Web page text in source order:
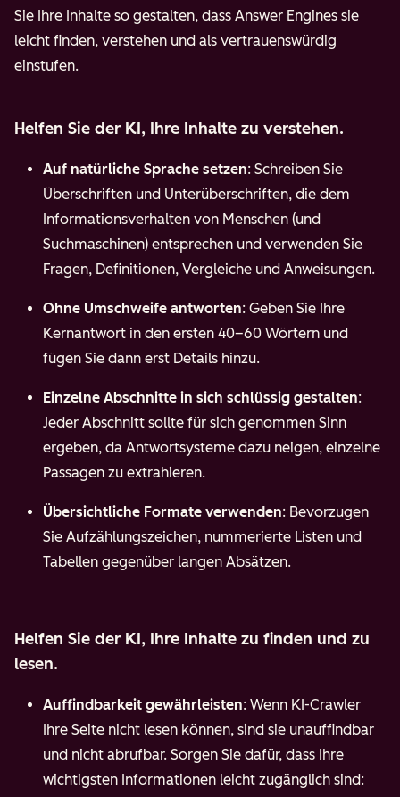
Sie Ihre Inhalte so gestalten, dass Answer Engines sie
leicht finden, verstehen und als vertrauenswürdig
einstufen.
Helfen Sie der KI, Ihre Inhalte zu verstehen.
Auf natürliche Sprache setzen: Schreiben Sie
Überschriften und Unterüberschriften, die dem
Informationsverhalten von Menschen (und
Suchmaschinen) entsprechen und verwenden Sie
Fragen, Definitionen, Vergleiche und Anweisungen.
Ohne Umschweife antworten: Geben Sie Ihre
Kernantwort in den ersten 40–60 Wörtern und
fügen Sie dann erst Details hinzu.
Einzelne Abschnitte in sich schlüssig gestalten:
Jeder Abschnitt sollte für sich genommen Sinn
ergeben, da Antwortsysteme dazu neigen, einzelne
Passagen zu extrahieren.
Übersichtliche Formate verwenden: Bevorzugen
Sie Aufzählungszeichen, nummerierte Listen und
Tabellen gegenüber langen Absätzen.
Helfen Sie der KI, Ihre Inhalte zu finden und zu
lesen.
Auffindbarkeit gewährleisten: Wenn KI-Crawler
Ihre Seite nicht lesen können, sind sie unauffindbar
und nicht abrufbar. Sorgen Sie dafür, dass Ihre
wichtigsten Informationen leicht zugänglich sind: